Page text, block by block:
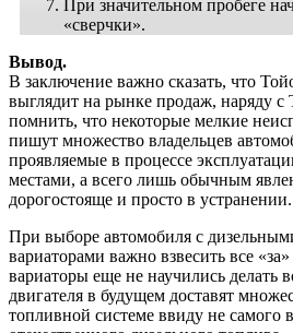
При значительном пробеге
«сверчки».
Вывод.
В заключение важно сказать, что
выглядит на рынке продаж, наряду
помнить, что некоторые мелкие
пишут множество владельцев
проявляемые в процессе
местами, а всего лишь обычным
дорогостояще и просто в устранении.
При выборе автомобиля с
вариаторами важно взвесить все
вариаторы еще не научились делать
двигателя в будущем доставят
топливной системе ввиду не самого